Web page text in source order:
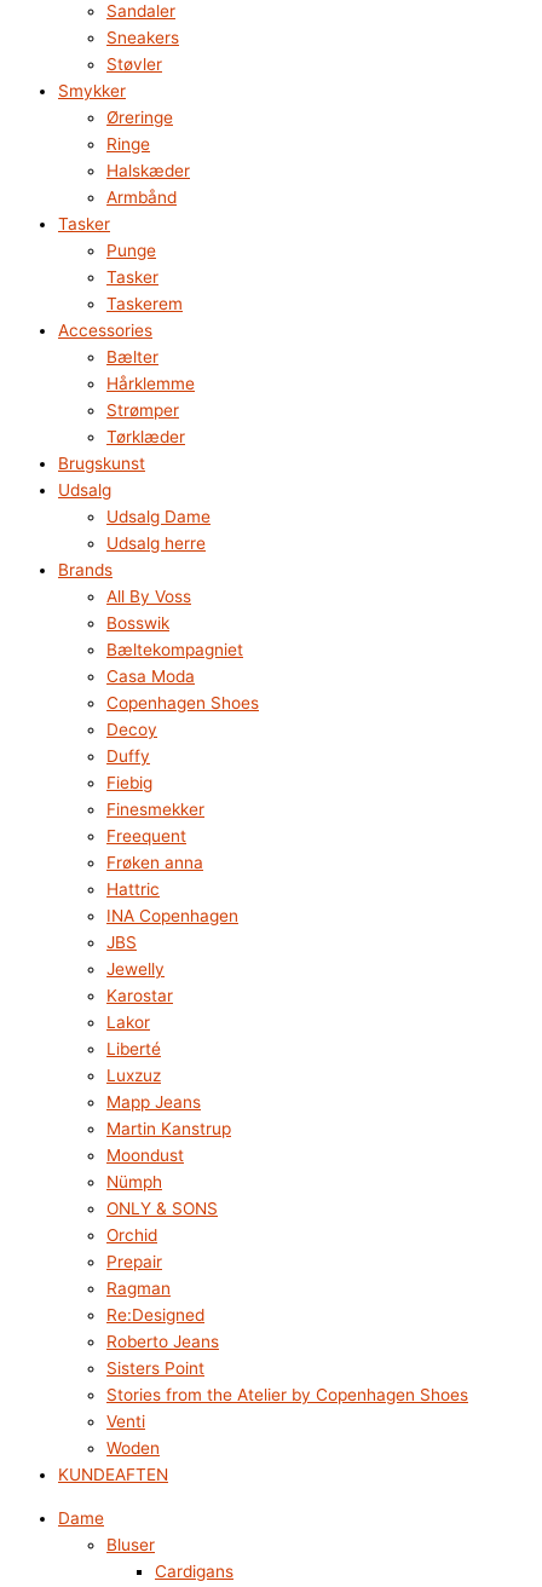
Sandaler
Sneakers
Støvler
Smykker
Øreringe
Ringe
Halskæder
Armbånd
Tasker
Punge
Tasker
Taskerem
Accessories
Bælter
Hårklemme
Strømper
Tørklæder
Brugskunst
Udsalg
Udsalg Dame
Udsalg herre
Brands
All By Voss
Bosswik
Bæltekompagniet
Casa Moda
Copenhagen Shoes
Decoy
Duffy
Fiebig
Finesmekker
Freequent
Frøken anna
Hattric
INA Copenhagen
JBS
Jewelly
Karostar
Lakor
Liberté
Luxzuz
Mapp Jeans
Martin Kanstrup
Moondust
Nümph
ONLY & SONS
Orchid
Prepair
Ragman
Re:Designed
Roberto Jeans
Sisters Point
Stories from the Atelier by Copenhagen Shoes
Venti
Woden
KUNDEAFTEN
Dame
Bluser
Cardigans